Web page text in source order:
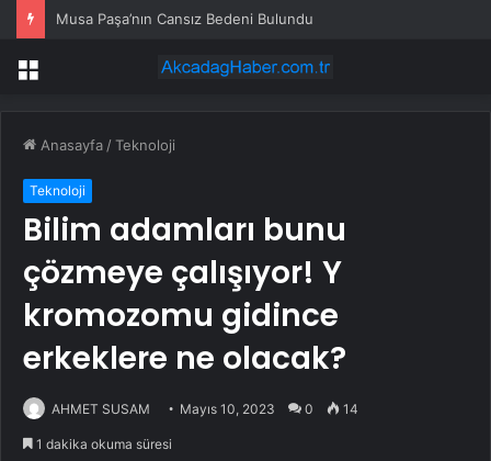
Musa Paşa’nın Cansız Bedeni Bulundu
Menü
Anasayfa /Teknoloji
Teknoloji
Bilim adamları bunu
çözmeye çalışıyor! Y
kromozomu gidince
erkeklere ne olacak?
AHMET SUSAM Mayıs 10, 2023 0 14
1 dakika okuma süresi